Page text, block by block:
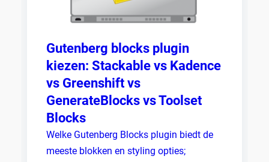
Gutenberg blocks plugin
kiezen: Stackable vs Kadence
vs Greenshift vs
GenerateBlocks vs Toolset
Blocks
Welke Gutenberg Blocks plugin biedt de
meeste blokken en styling opties;